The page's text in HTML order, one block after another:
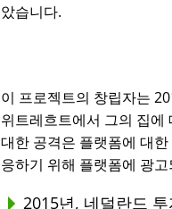
았습니다.
이 프로젝트의 창립자는
위트레흐트에서 그의 집에
대한 공격은 플랫폼에 대
응하기 위해 플랫폼에 광
2015년, 네덜란드 투